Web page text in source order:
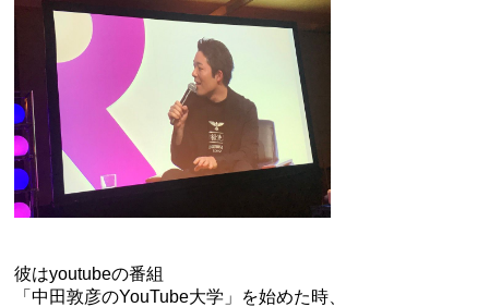
彼はyoutubeの番組
「中田敦彦のYouTube大学」を始めた時、